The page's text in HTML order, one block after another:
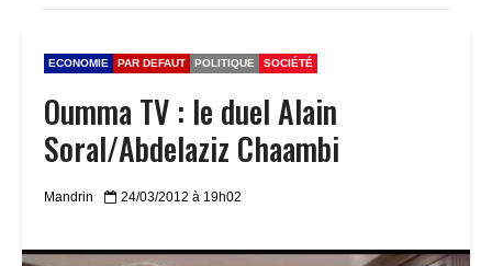
ECONOMIE PAR DEFAUT POLITIQUE SOCIÉTÉ
Oumma TV : le duel Alain
Soral/Abdelaziz Chaambi
Mandrin 24/03/2012 à 19h02